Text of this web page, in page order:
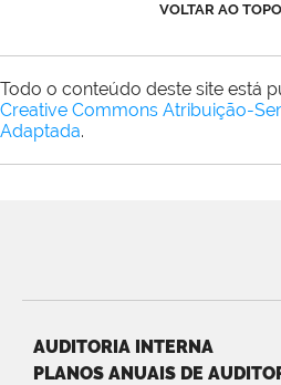
VOLTAR AO TOPO
Todo o conteúdo deste site está
Creative Commons Atribuição-
Adaptada.
AUDITORIA INTERNA
PLANOS ANUAIS DE